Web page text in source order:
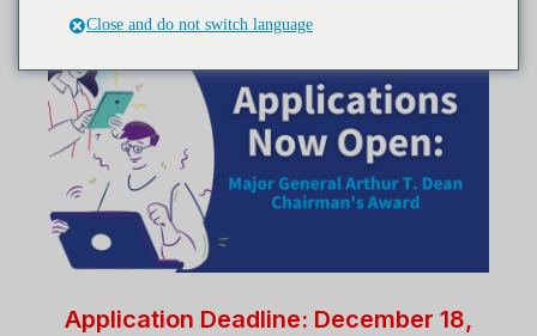
Application Deadline: December 18,
Close and do not switch language